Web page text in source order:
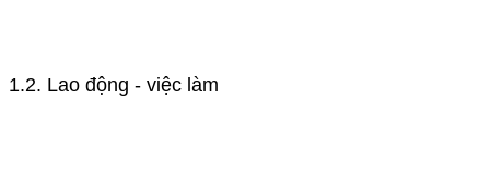
1.2. Lao động - việc làm